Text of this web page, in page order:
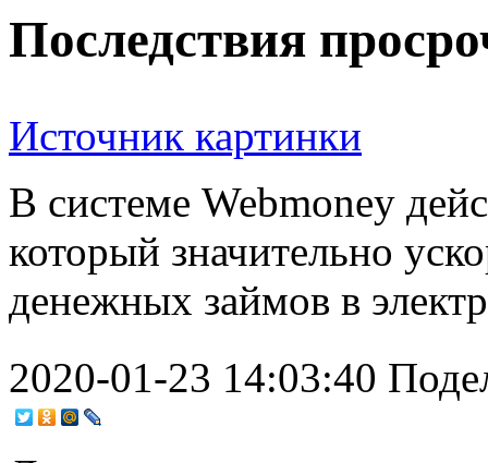
Последствия
Источник картинки
В системе Webmoney
который значительно
денежных займов в
2020-01-23 14:03:40